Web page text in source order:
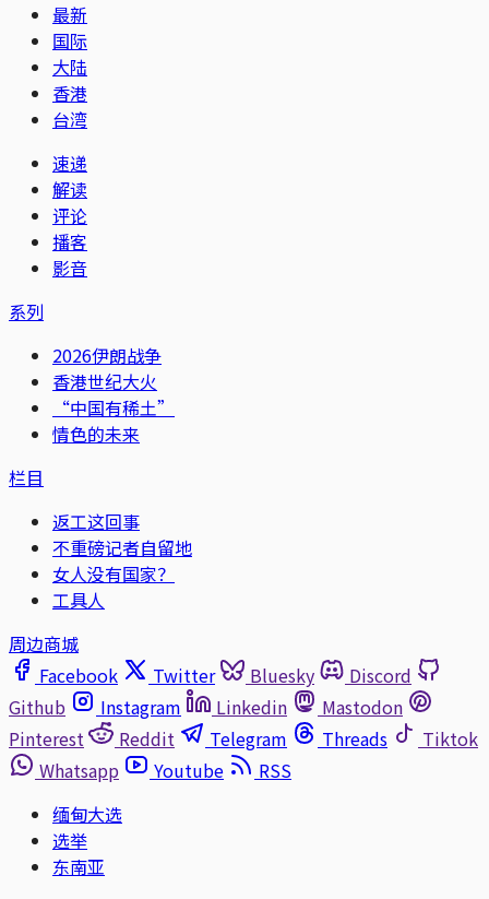
最新
国际
大陆
香港
台湾
速递
解读
评论
播客
影音
系列
2026伊朗战争
香港世纪大火
“中国有稀土”
情色的未来
栏目
返工这回事
不重磅记者自留地
女人没有国家？
工具人
周边商城
Facebook
Twitter Bluesky
Discord
Github
Instagram Linkedin
Mastodon
Pinterest
Reddit Telegram Threads
Tiktok
Whatsapp
Youtube
RSS
缅甸大选
选举
东南亚